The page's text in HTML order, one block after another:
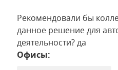
Рекомендовали бы
данное решение для
деятельности? да
Офисы: